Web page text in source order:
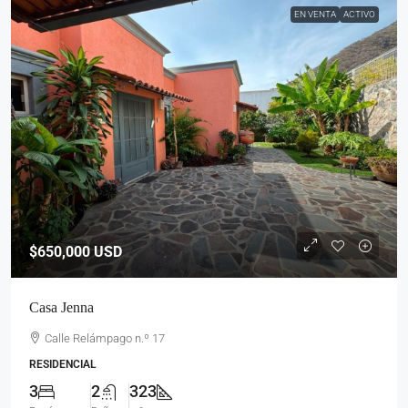
EN VENTA ACTIVO
$650,000USD
Casa Jenna
Calle Relámpago n.º 17
RESIDENCIAL
3 2 323